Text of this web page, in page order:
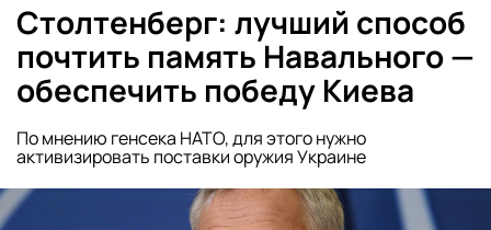
Столтенберг: лучший способ
почтить память Навального —
обеспечить победу Киева
По мнению генсека НАТО, для этого нужно
активизировать поставки оружия Украине